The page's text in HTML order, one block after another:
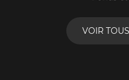
VOIR